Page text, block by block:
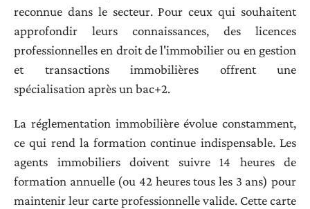
reconnue dans le secteur. Pour ceux qui souhaitent
approfondir leurs connaissances, des licences
professionnelles en droit de l'immobilier ou en gestion
et transactions immobilières offrent une
spécialisation après un bac+2.
La réglementation immobilière évolue constamment,
ce qui rend la formation continue indispensable. Les
agents immobiliers doivent suivre 14 heures de
formation annuelle (ou 42 heures tous les 3 ans) pour
maintenir leur carte professionnelle valide. Cette carte